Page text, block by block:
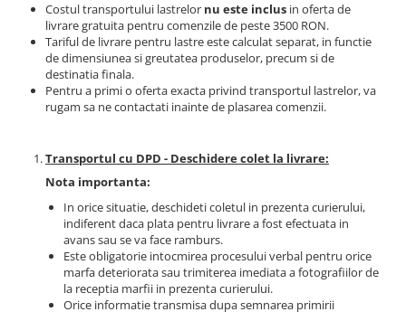
Costul transportului lastrelor nu este inclus in oferta de
livrare gratuita pentru comenzile de peste 3500 RON.
Tariful de livrare pentru lastre este calculat separat, in functie
de dimensiunea si greutatea produselor, precum si de
destinatia finala.
Pentru a primi o oferta exacta privind transportul lastrelor, va
rugam sa ne contactati inainte de plasarea comenzii.
Transportul cu DPD - Deschidere colet la livrare:
Nota importanta:
In orice situatie, deschideti coletul in prezenta curierului,
indiferent daca plata pentru livrare a fost efectuata in
avans sau se va face ramburs.
Este obligatorie intocmirea procesului verbal pentru orice
marfa deteriorata sau trimiterea imediata a fotografiilor de
la receptia marfii in prezenta curierului.
Orice informatie transmisa dupa semnarea primirii